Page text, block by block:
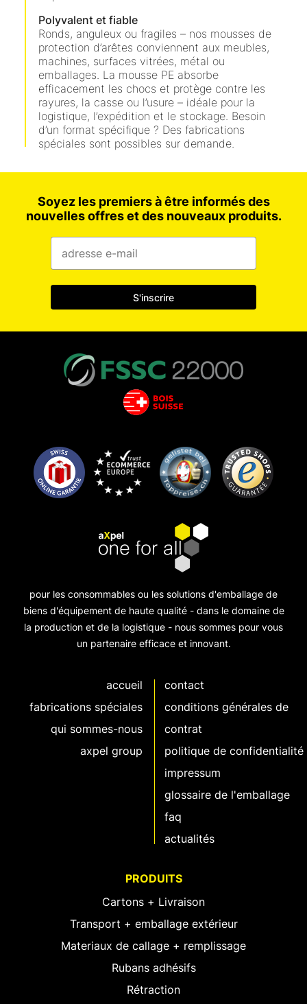
Polyvalent et fiable
Ronds, anguleux ou fragiles – nos mousses de
protection d’arêtes conviennent aux meubles,
machines, surfaces vitrées, métal ou
emballages. La mousse PE absorbe
efficacement les chocs et protège contre les
rayures, la casse ou l’usure – idéale pour la
logistique, l’expédition et le stockage. Besoin
d’un format spécifique ? Des fabrications
spéciales sont possibles sur demande.
Soyez les premiers à être informés des
nouvelles offres et des nouveaux produits.
S'inscrire
pour les consommables ou les solutions d'emballage de
biens d'équipement de haute qualité - dans le domaine de
la production et de la logistique - nous sommes pour vous
un partenaire efficace et innovant.
accueil
fabrications spéciales
qui sommes-nous
axpel group
contact
conditions générales de
contrat
politique de confidentialité
impressum
glossaire de l'emballage
faq
actualités
PRODUITS
Cartons + Livraison
Transport + emballage extérieur
Materiaux de callage + remplissage
Rubans adhésifs
Rétraction